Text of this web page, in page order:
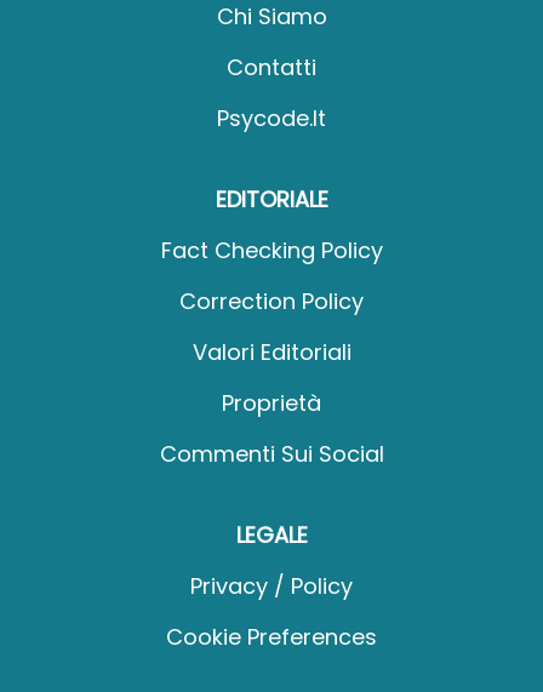
Chi Siamo
Contatti
Psycode.it
EDITORIALE
Fact Checking Policy
Correction Policy
Valori Editoriali
Proprietà
Commenti Sui Social
LEGALE
Privacy / Policy
Cookie Preferences